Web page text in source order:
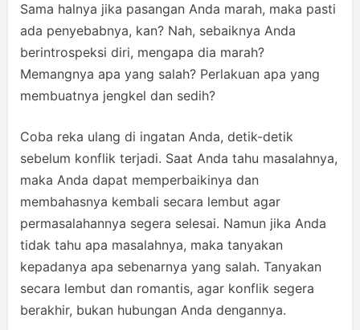
Sama halnya jika pasangan Anda marah, maka pasti
ada penyebabnya, kan? Nah, sebaiknya Anda
berintrospeksi diri, mengapa dia marah?
Memangnya apa yang salah? Perlakuan apa yang
membuatnya jengkel dan sedih?
Coba reka ulang di ingatan Anda, detik-detik
sebelum konflik terjadi. Saat Anda tahu masalahnya,
maka Anda dapat memperbaikinya dan
membahasnya kembali secara lembut agar
permasalahannya segera selesai. Namun jika Anda
tidak tahu apa masalahnya, maka tanyakan
kepadanya apa sebenarnya yang salah. Tanyakan
secara lembut dan romantis, agar konflik segera
berakhir, bukan hubungan Anda dengannya.